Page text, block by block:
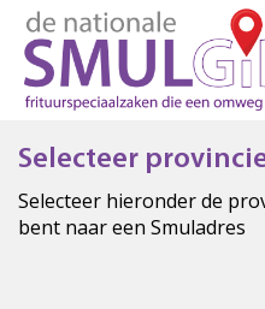
Selecteer
Selecteer hieronder de
bent naar een Smuladres